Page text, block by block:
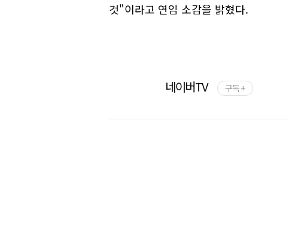
것"이라고 연임 소감을 밝혔다.
네이버TV 구독 +